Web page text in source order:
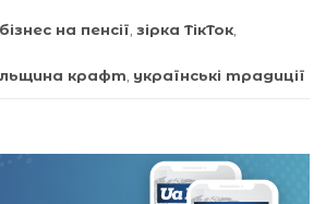
бізнес на пенсії зірка ТікТок
крафт українські традиції